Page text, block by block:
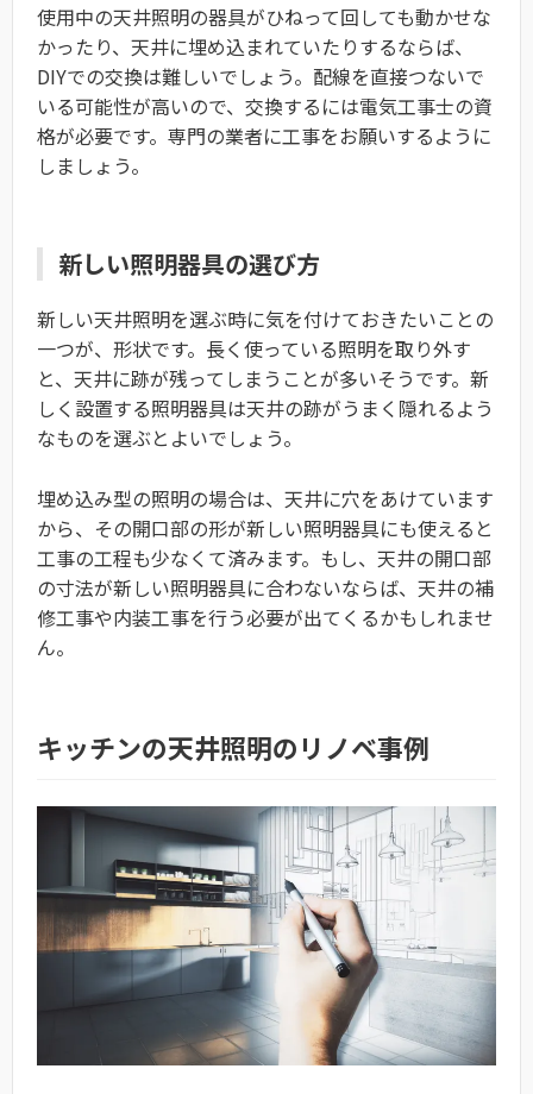
使用中の天井照明の器具がひねって回しても動かせな
かったり、天井に埋め込まれていたりするならば、
DIYでの交換は難しいでしょう。配線を直接つないで
いる可能性が高いので、交換するには電気工事士の資
格が必要です。専門の業者に工事をお願いするように
しましょう。
新しい照明器具の選び方
新しい天井照明を選ぶ時に気を付けておきたいことの
一つが、形状です。長く使っている照明を取り外す
と、天井に跡が残ってしまうことが多いそうです。新
しく設置する照明器具は天井の跡がうまく隠れるよう
なものを選ぶとよいでしょう。
埋め込み型の照明の場合は、天井に穴をあけています
から、その開口部の形が新しい照明器具にも使えると
工事の工程も少なくて済みます。もし、天井の開口部
の寸法が新しい照明器具に合わないならば、天井の補
修工事や内装工事を行う必要が出てくるかもしれませ
ん。
キッチンの天井照明のリノベ事例